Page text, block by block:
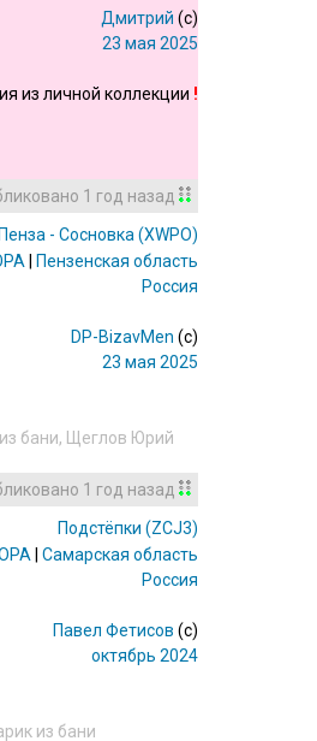
Дмитрий (c)
23 мая 2025
из личной коллекции !
1 год назад
Пенза - Сосновка (XWPO)
Пензенская область
Россия
DP-BizavMen (c)
23 мая 2025
бани, Щеглов Юрий
1 год назад
Подстёпки (ZCJ3)
Самарская область
Россия
Павел Фетисов (c)
октябрь 2024
из бани